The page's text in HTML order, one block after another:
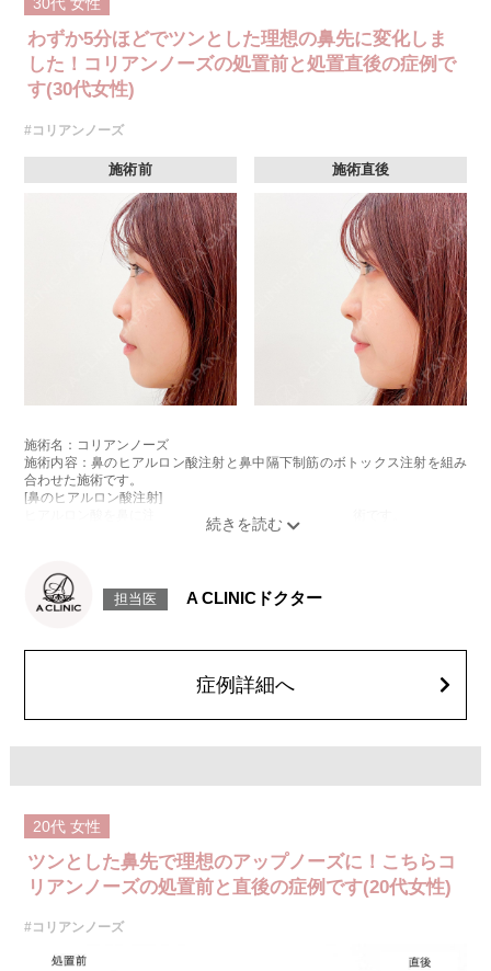
30代 女性
わずか5分ほどでツンとした理想の鼻先に変化しま
した！コリアンノーズの処置前と処置直後の症例で
す(30代女性)
#コリアンノーズ
施術前 施術直後
施術名：コリアンノーズ
施術内容：鼻のヒアルロン酸注射と鼻中隔下制筋のボトックス注射を組み
合わせた施術です。
[鼻のヒアルロン酸注射]
ヒアルロン酸を鼻に注入することで、鼻の形を整える施術です。
[鼻中隔下制筋のボトックス注射]
施術時間：約15分程
リスク、副作用：腫れ、赤み、内出血、痛み、突っ張り感などが生じるこ
は1〜2週間ほどお控えください。ボトックス注入後は男性は3か月、女性
は2か月避妊して頂くようお願いします。
担当医 A CLINICドクター
症例詳細へ
20代 女性
ツンとした鼻先で理想のアップノーズに！こちらコ
リアンノーズの処置前と直後の症例です(20代女性)
#コリアンノーズ